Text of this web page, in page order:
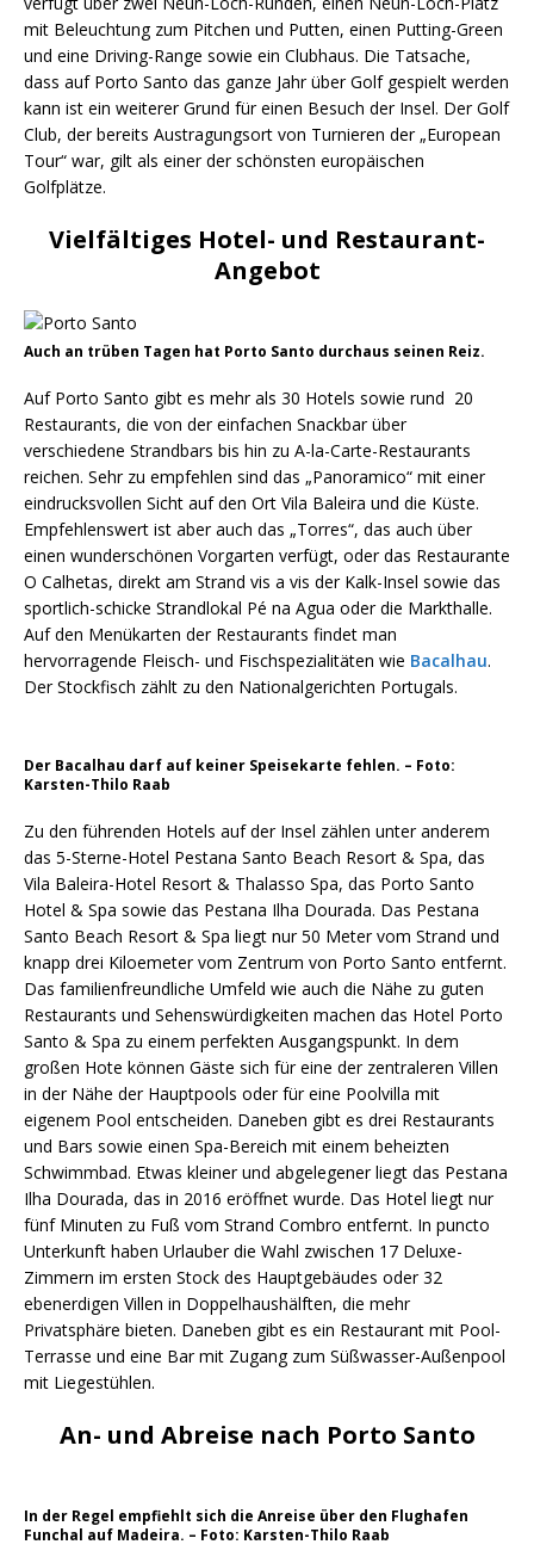
mit Beleuchtung zum Pitchen und Putten, einen Putting-Green
und eine Driving-Range sowie ein Clubhaus. Die Tatsache,
dass auf Porto Santo das ganze Jahr über Golf gespielt werden
kann ist ein weiterer Grund für einen Besuch der Insel. Der Golf
Club, der bereits Austragungsort von Turnieren der „European
Tour“ war, gilt als einer der schönsten europäischen
Golfplätze.
Vielfältiges Hotel- und Restaurant-
Angebot
Auch an trüben Tagen hat Porto Santo durchaus seinen Reiz.
Auf Porto Santo gibt es mehr als 30 Hotels sowie rund 20
Restaurants, die von der einfachen Snackbar über
verschiedene Strandbars bis hin zu A-la-Carte-Restaurants
reichen. Sehr zu empfehlen sind das „Panoramico“ mit einer
eindrucksvollen Sicht auf den Ort Vila Baleira und die Küste.
Empfehlenswert ist aber auch das „Torres“, das auch über
einen wunderschönen Vorgarten verfügt, oder das Restaurante
O Calhetas, direkt am Strand vis a vis der Kalk-Insel sowie das
sportlich-schicke Strandlokal Pé na Agua oder die Markthalle.
Auf den Menükarten der Restaurants findet man
hervorragende Fleisch- und Fischspezialitäten wie Bacalhau.
Der Stockfisch zählt zu den Nationalgerichten Portugals.
Der Bacalhau darf auf keiner Speisekarte fehlen. – Foto:
Karsten-Thilo Raab
Zu den führenden Hotels auf der Insel zählen unter anderem
das 5-Sterne-Hotel Pestana Santo Beach Resort & Spa, das
Vila Baleira-Hotel Resort & Thalasso Spa, das Porto Santo
Hotel & Spa sowie das Pestana Ilha Dourada. Das Pestana
Santo Beach Resort & Spa liegt nur 50 Meter vom Strand und
knapp drei Kiloemeter vom Zentrum von Porto Santo entfernt.
Das familienfreundliche Umfeld wie auch die Nähe zu guten
Restaurants und Sehenswürdigkeiten machen das Hotel Porto
Santo & Spa zu einem perfekten Ausgangspunkt. In dem
großen Hote können Gäste sich für eine der zentraleren Villen
in der Nähe der Hauptpools oder für eine Poolvilla mit
eigenem Pool entscheiden. Daneben gibt es drei Restaurants
und Bars sowie einen Spa-Bereich mit einem beheizten
Schwimmbad. Etwas kleiner und abgelegener liegt das Pestana
Ilha Dourada, das in 2016 eröffnet wurde. Das Hotel liegt nur
fünf Minuten zu Fuß vom Strand Combro entfernt. In puncto
Unterkunft haben Urlauber die Wahl zwischen 17 Deluxe-
Zimmern im ersten Stock des Hauptgebäudes oder 32
ebenerdigen Villen in Doppelhaushälften, die mehr
Privatsphäre bieten. Daneben gibt es ein Restaurant mit Pool-
Terrasse und eine Bar mit Zugang zum Süßwasser-Außenpool
mit Liegestühlen.
An- und Abreise nach Porto Santo
In der Regel empfiehlt sich die Anreise über den Flughafen
Funchal auf Madeira. – Foto: Karsten-Thilo Raab